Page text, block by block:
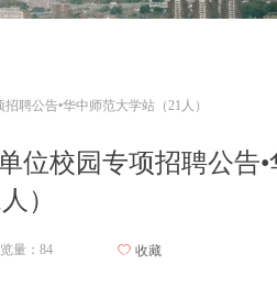
位校园专项招聘公告
）
聘公告•华中师范大学站（21人）
量： 84 ꄀ 收藏